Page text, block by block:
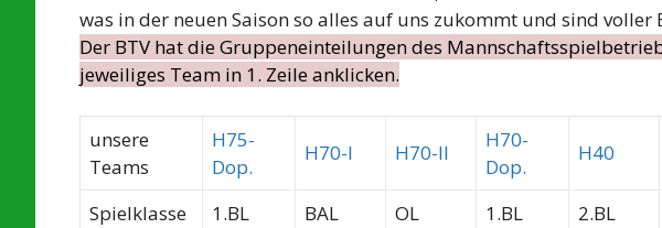
was in der neuen Saison so alles auf uns zukommt und sind
Der BTV hat die Gruppeneinteilungen des
jeweiliges Team in 1. Zeile anklicken.
unsere
Teams
H75-
Dop.
H70-I H70-II
H70-
Dop.
H40
Spielklasse 1.BL BAL OL 1.BL 2.BL